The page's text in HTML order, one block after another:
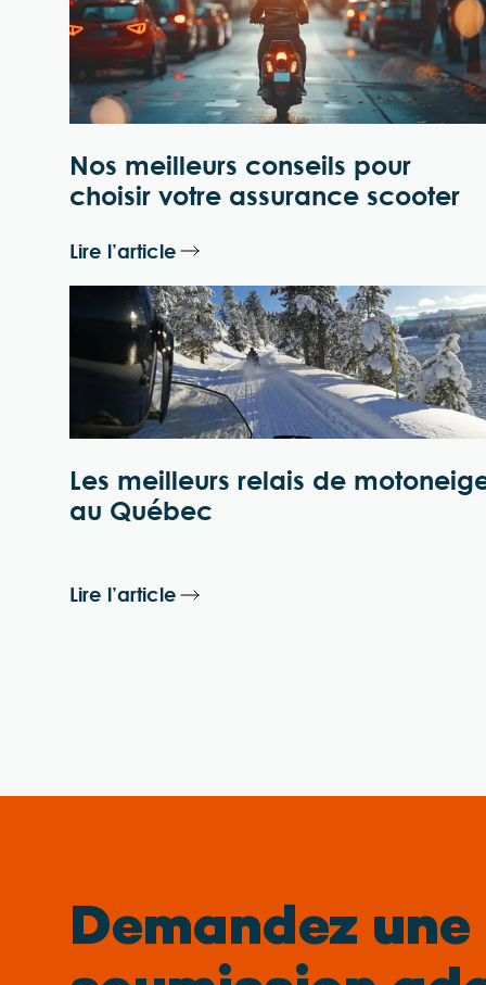
Nos meilleurs conseils pour
choisir votre assurance scooter
Lire l’article
Les meilleurs relais de
au Québec
Lire l’article
Demandez une